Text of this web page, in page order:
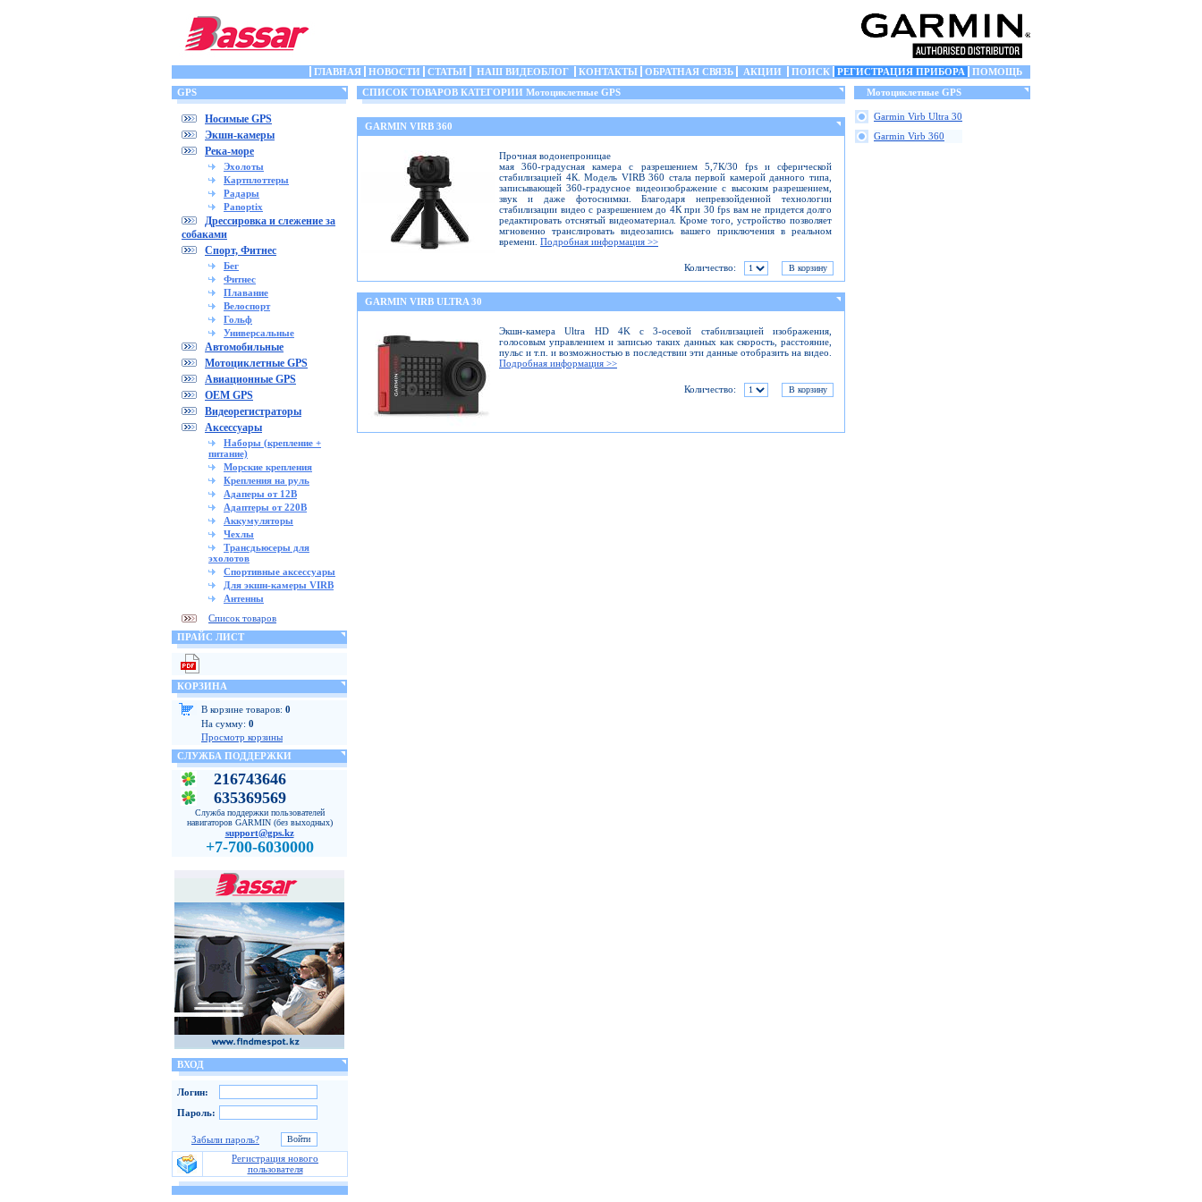
ГЛАВНАЯ НОВОСТИ СТАТЬИ НАШ ВИДЕОБЛОГ КОНТАКТЫ ОБРАТНАЯ СВЯЗЬ АКЦИИ ПОИСК РЕГИСТРАЦИЯ ПРИБОРА
ПОМОЩЬ
GPS
Носимые GPS
Экшн-камеры
Река-море
Эхолоты
Картплоттеры
Радары
Panoptix
Дрессировка и слежение за
собаками
Спорт, Фитнес
Бег
Фитнес
Плавание
Велоспорт
Гольф
Универсальные
Автомобильные
Мотоциклетные GPS
Авиационные GPS
OEM GPS
Видеорегистраторы
Аксессуары
Наборы (крепление +
питание)
Морские крепления
Крепления на руль
Адаперы от 12В
Адаптеры от 220В
Аккумуляторы
Чехлы
Трансдьюсеры для
эхолотов
Спортивные аксессуары
Для экшн-камеры VIRB
Антенны
Список товаров
ПРАЙС ЛИСТ
КОРЗИНА
В корзине товаров: 0
На сумму: 0
Просмотр корзины
СЛУЖБА ПОДДЕРЖКИ
216743646
635369569
Служба поддержки пользователей
навигаторов GARMIN (без выходных)
support@gps.kz
+7-700-6030000
ВХОД
Логин:
Пароль:
Забыли пароль?
Регистрация нового
пользователя
СПИСОК ТОВАРОВ КАТЕГОРИИ Мотоциклетные GPS
GARMIN VIRB 360
Прочная водонепроницае
мая 360-градусная камера с разрешением 5,7К/30 fps и сферической
стабилизацией 4К. Модель VIRB 360 стала первой камерой данного типа,
записывающей 360-градусное видеоизображение с высоким разрешением,
звук и даже фотоснимки. Благодаря непревзойденной технологии
стабилизации видео с разрешением до 4К при 30 fps вам не придется долго
редактировать отснятый видеоматериал. Кроме того, устройство позволяет
мгновенно транслировать видеозапись вашего приключения в реальном
времени. Подробная информация >>
Количество:
GARMIN VIRB ULTRA 30
Экшн-камера Ultra HD 4K с 3-осевой стабилизацией изображения,
голосовым управлением и записью таких данных как скорость, расстояние,
пульс и т.п. и возможностью в последствии эти данные отобразить на видео.
Подробная информация >>
Количество:
Мотоциклетные GPS
Garmin Virb Ultra 30
Garmin Virb 360